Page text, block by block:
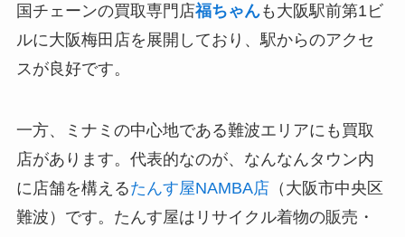
国チェーンの買取専門店福ちゃんも大阪駅前第1ビ
ルに大阪梅田店を展開しており、駅からのアクセ
スが良好です。
一方、ミナミの中心地である難波エリアにも買取
店があります。代表的なのが、なんなんタウン内
に店舗を構えるたんす屋NAMBA店（大阪市中央区
難波）です。たんす屋はリサイクル着物の販売・